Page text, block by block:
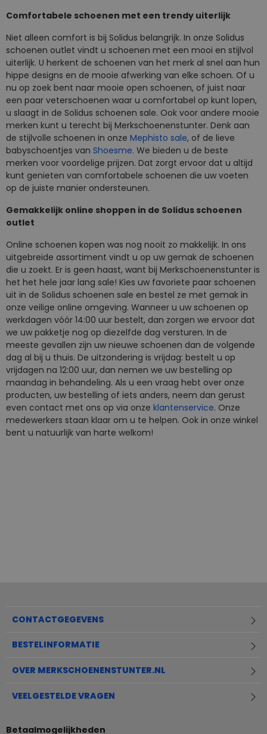
Comfortabele schoenen met een trendy uiterlijk
Niet alleen comfort is bij Solidus belangrijk. In onze Solidus
schoenen outlet vindt u schoenen met een mooi en stijlvol
uiterlijk. U herkent de schoenen van het merk al snel aan hun
hippe designs en de mooie afwerking van elke schoen. Of u
nu op zoek bent naar mooie open schoenen, of juist naar
een paar veterschoenen waar u comfortabel op kunt lopen,
u slaagt in de Solidus schoenen sale. Ook voor andere mooie
merken kunt u terecht bij Merkschoenenstunter. Denk aan
de stijlvolle schoenen in onze Mephisto sale, of de lieve
babyschoentjes van Shoesme. We bieden u de beste
merken voor voordelige prijzen. Dat zorgt ervoor dat u altijd
kunt genieten van comfortabele schoenen die uw voeten
op de juiste manier ondersteunen.
Gemakkelijk online shoppen in de Solidus schoenen
outlet
Online schoenen kopen was nog nooit zo makkelijk. In ons
uitgebreide assortiment vindt u op uw gemak de schoenen
die u zoekt. Er is geen haast, want bij Merkschoenenstunter is
het het hele jaar lang sale! Kies uw favoriete paar schoenen
uit in de Solidus schoenen sale en bestel ze met gemak in
onze veilige online omgeving. Wanneer u uw schoenen op
werkdagen vóór 14:00 uur bestelt, dan zorgen we ervoor dat
we uw pakketje nog op diezelfde dag versturen. In de
meeste gevallen zijn uw nieuwe schoenen dan de volgende
dag al bij u thuis. De uitzondering is vrijdag: bestelt u op
vrijdagen na 12:00 uur, dan nemen we uw bestelling op
maandag in behandeling. Als u een vraag hebt over onze
producten, uw bestelling of iets anders, neem dan gerust
even contact met ons op via onze klantenservice. Onze
medewerkers staan klaar om u te helpen. Ook in onze winkel
bent u natuurlijk van harte welkom!
CONTACTGEGEVENS
BESTELINFORMATIE
OVER MERKSCHOENENSTUNTER.NL
VEELGESTELDE VRAGEN
Betaalmogelijkheden